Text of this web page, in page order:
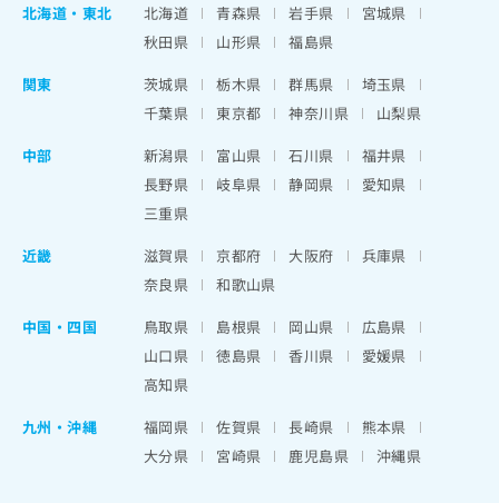
北海道 ・ 東北 北海道 青森県 岩手県
宮城県
秋田県
山形県
福島県
関東
茨城県 栃木県 群馬県
埼玉県
千葉県
東京都 神奈川県
山梨県
中部
新潟県 富山県 石川県
福井県
長野県
岐阜県 静岡県
愛知県
三重県
近畿
滋賀県 京都府 大阪府
兵庫県
奈良県
和歌山県
中国・四国
鳥取県 島根県 岡山県
広島県
山口県
徳島県 香川県
愛媛県
高知県
九州・沖縄
福岡県 佐賀県 長崎県
熊本県
大分県
宮崎県 鹿児島県 沖縄県